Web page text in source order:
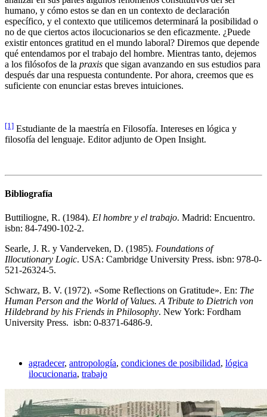
humano, y cómo estos se dan en un contexto de declaración
específico, y el contexto que utilicemos determinará la posibilidad o
no de que ciertos actos ilocucionarios se den eficazmente. ¿Puede
existir entonces gratitud en el mundo laboral? Diremos que depende
qué entendamos por el trabajo del hombre. Mientras tanto, dejemos
a los filósofos de la praxis que sigan avanzando en sus estudios para
después dar una respuesta contundente. Por ahora, creemos que es
suficiente con enunciar estas breves intuiciones.
[1] Estudiante de la maestría en Filosofía. Intereses en lógica y
filosofía del lenguaje. Editor adjunto de Open Insight.
Bibliografía
Buttiliogne, R. (1984). El hombre y el trabajo. Madrid: Encuentro.
isbn: 84-7490-102-2.
Searle, J. R. y Vanderveken, D. (1985). Foundations of
Illocutionary Logic. USA: Cambridge University Press. isbn: 978-0-
521-26324-5.
Schwarz, B. V. (1972). «Some Reflections on Gratitude». En: The
Human Person and the World of Values. A Tribute to Dietrich von
Hildebrand by his Friends in Philosophy. New York: Fordham
University Press. isbn: 0-8371-6486-9.
agradecer, antropología, condiciones de posibilidad, lógica
ilocucionaria, trabajo